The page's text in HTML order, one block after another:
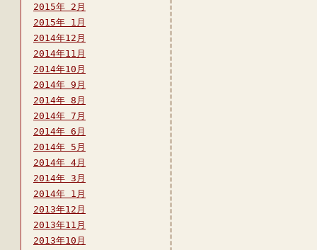
2015年 2月
2015年 1月
2014年12月
2014年11月
2014年10月
2014年 9月
2014年 8月
2014年 7月
2014年 6月
2014年 5月
2014年 4月
2014年 3月
2014年 1月
2013年12月
2013年11月
2013年10月